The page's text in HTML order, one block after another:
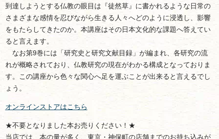
到達しようとする仏教の眼目は『徒然草』に書かれるような日常の
さまざまな感情を忍びながら生きる人々へどのように浸透し、影響
をもたらしてきたのか。本講座はその日本文化的な課題へ答えてい
ると言えます。
なお第9巻には「研究史と研究文献目録」が編まれ、各研究の流
れが概略されており、仏教研究の現在がわかる構成となっておりま
す。この講座から色々な関心へ足を運ぶことが出来ると言えるでし
ょう。
オンラインストアはこちら
★不要となりました本お売りください！★
当店では、本の量が多く、東京・神保町の店舗までのお持ち込みが